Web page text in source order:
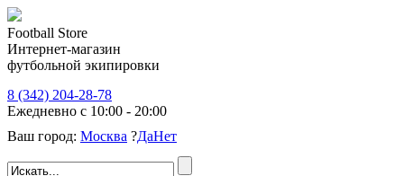
Football Store
Интернет-магазин
футбольной экипировки
8 (342) 204-28-78
Ежедневно с 10:00 - 20:00
Ваш город: Москва ?ДаНет